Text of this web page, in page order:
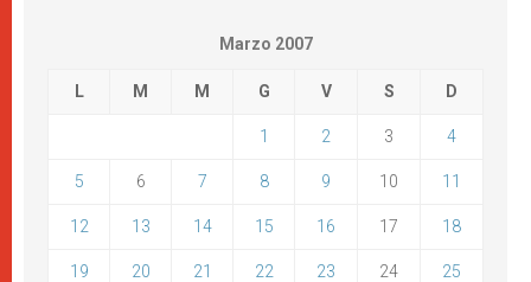
Marzo 2007
L M M G V S D
1 2 3 4
5 6 7 8 9 10 11
12 13 14 15 16 17 18
19 20 21 22 23 24 25